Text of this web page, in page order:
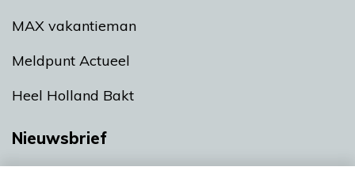
MAX vakantieman
Meldpunt Actueel
Heel Holland Bakt
Nieuwsbrief